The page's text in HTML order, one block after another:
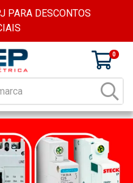
PARA DESCONTOS
0